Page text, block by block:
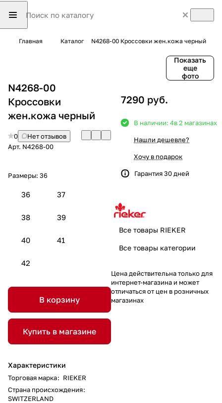
Главная Каталог N4268-00 Кроссовки жен.кожа черный
Показать
еще
фото
N4268-00
Кроссовки
жен.кожа черный
0
Нет отзывов
Арт. N4268-00
Размеры: 36
36 37
38 39
40 41
42
В корзину
Купить в магазине
Характеристики
Торговая марка: RIEKER
Страна происхождения:
SWITZERLAND
7290 руб.
В наличии: 4в 2 магазинах
Нашли дешевле?
Хочу в подарок
Гарантия 30 дней
Все товары RIEKER
Все товары категории
Цена действительна только для
интернет-магазина и может
отличаться от цен в розничных
магазинах